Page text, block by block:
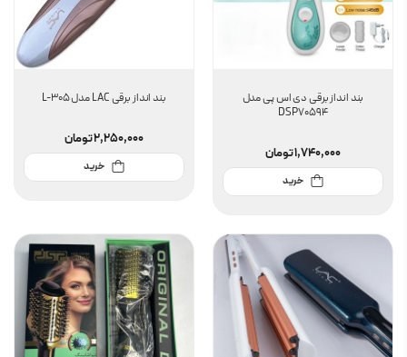
بند انداز برقی دی اس پی مدل
DSP70594
1,740,000تومان
خرید
بند انداز برقی LAC مدل L-305
2,250,000تومان
خرید